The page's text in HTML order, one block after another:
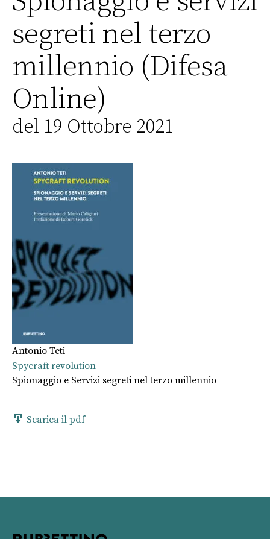
segreti nel terzo
millennio (Difesa
Online)
del 19 Ottobre 2021
Antonio Teti
Spycraft revolution
Spionaggio e Servizi segreti nel terzo millennio
Scarica il pdf